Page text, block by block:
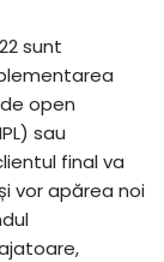
sunt
open
sau
final va
vor apărea noi